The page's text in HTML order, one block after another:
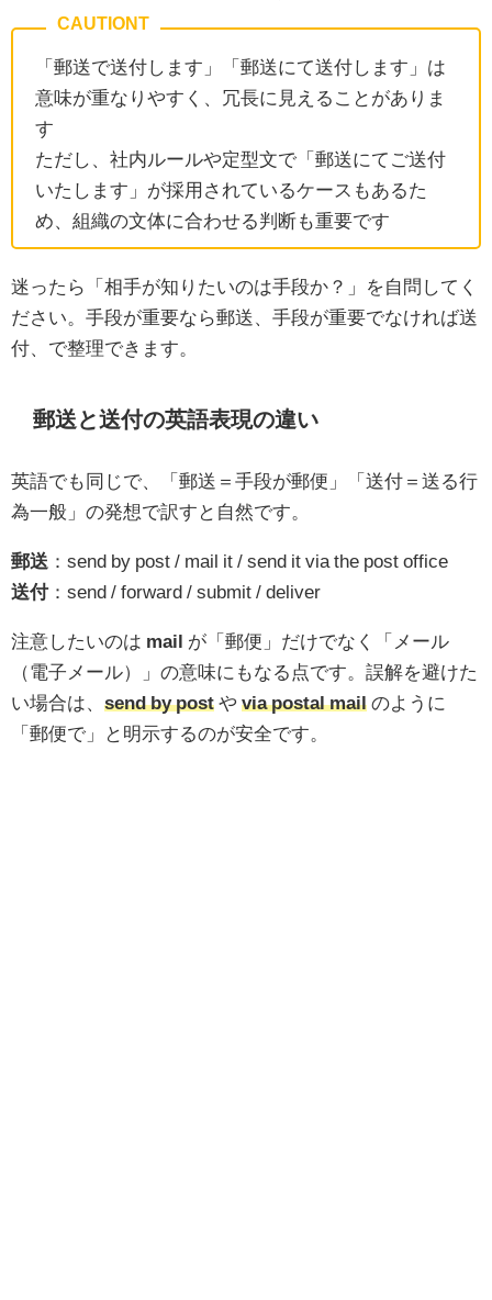
「郵送で送付します」「郵送にて送付します」は
意味が重なりやすく、冗長に見えることがありま
す
ただし、社内ルールや定型文で「郵送にてご送付
いたします」が採用されているケースもあるた
め、組織の文体に合わせる判断も重要です
迷ったら「相手が知りたいのは手段か？」を自問してく
ださい。手段が重要なら郵送、手段が重要でなければ送
付、で整理できます。
郵送と送付の英語表現の違い
英語でも同じで、「郵送＝手段が郵便」「送付＝送る行
為一般」の発想で訳すと自然です。
郵送 ：send by post / mail it / send it via the post office
送付：send / forward / submit / deliver
注意したいのは mail が「郵便」だけでなく「メール
（電子メール）」の意味にもなる点です。誤解を避けた
い場合は、 send by post や via postal mail のように
「郵便で」と明示するのが安全です。